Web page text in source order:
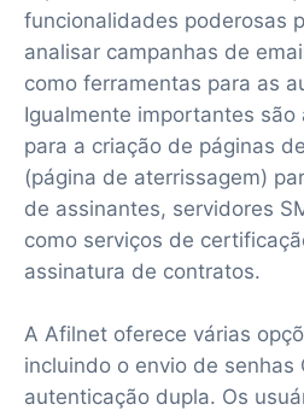
funcionalidades poderosas
analisar campanhas de
como ferramentas para as
Igualmente importantes
para a criação de páginas
(página de aterrissagem)
de assinantes, servidores
como serviços de
assinatura de contratos.
A Afilnet oferece várias
incluindo o envio de senhas
autenticação dupla. Os